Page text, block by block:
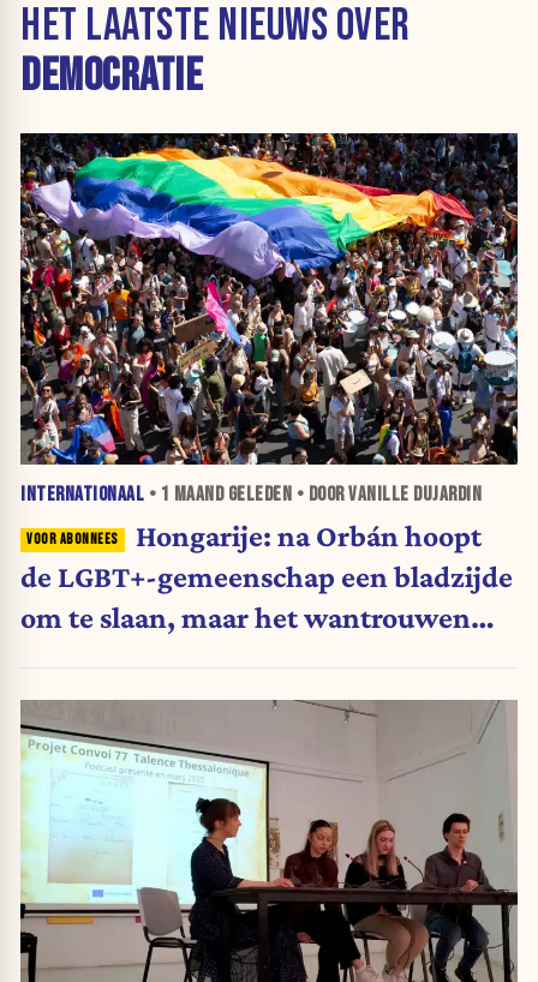
HET LAATSTE NIEUWS OVER
DEMOCRATIE
INTERNATIONAAL • 1 MAANDGELEDEN • DOOR VANILLE DUJARDIN
Hongarije: na Orbán hoopt
de LGBT+-gemeenschap een bladzijde
om te slaan, maar het wantrouwen